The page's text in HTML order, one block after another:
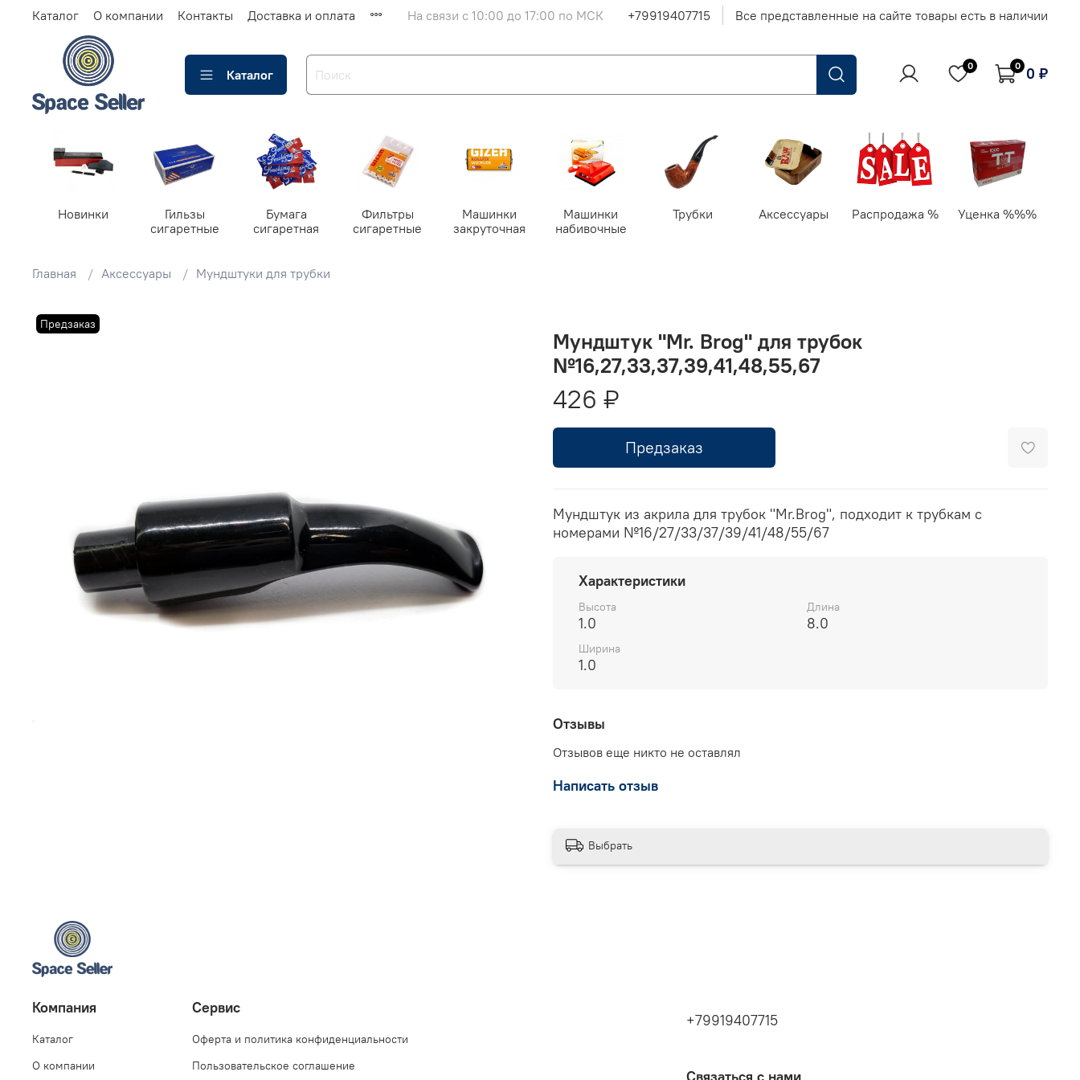
Каталог О компании Контакты Доставка и оплата На связи с 10:00 до 17:00 по МСК +79919407715 Все представленные на сайте товары есть в наличии
Каталог
0 0 0 ₽
Новинки
Гильзы
сигаретные
Бумага
сигаретная
Фильтры
сигаретные
Машинки
закруточная
Машинки
набивочные
Трубки Аксессуары Распродажа % Уценка %%%
Главная Аксессуары Мундштуки для трубки
Предзаказ
Мундштук "Mr. Brog" для трубок
№16,27,33,37,39,41,48,55,67
426 ₽
Предзаказ
Мундштук из акрила для трубок "Mr.Brog", подходит к трубкам с
номерами №16/27/33/37/39/41/48/55/67
Характеристики
Высота
1.0
Длина
8.0
Ширина
1.0
Отзывы
Отзывов еще никто не оставлял
Написать отзыв
Выбрать
Компания
Каталог
О компании
Сервис
Оферта и политика конфиденциальности
Пользовательское соглашение
+79919407715
Связаться с нами